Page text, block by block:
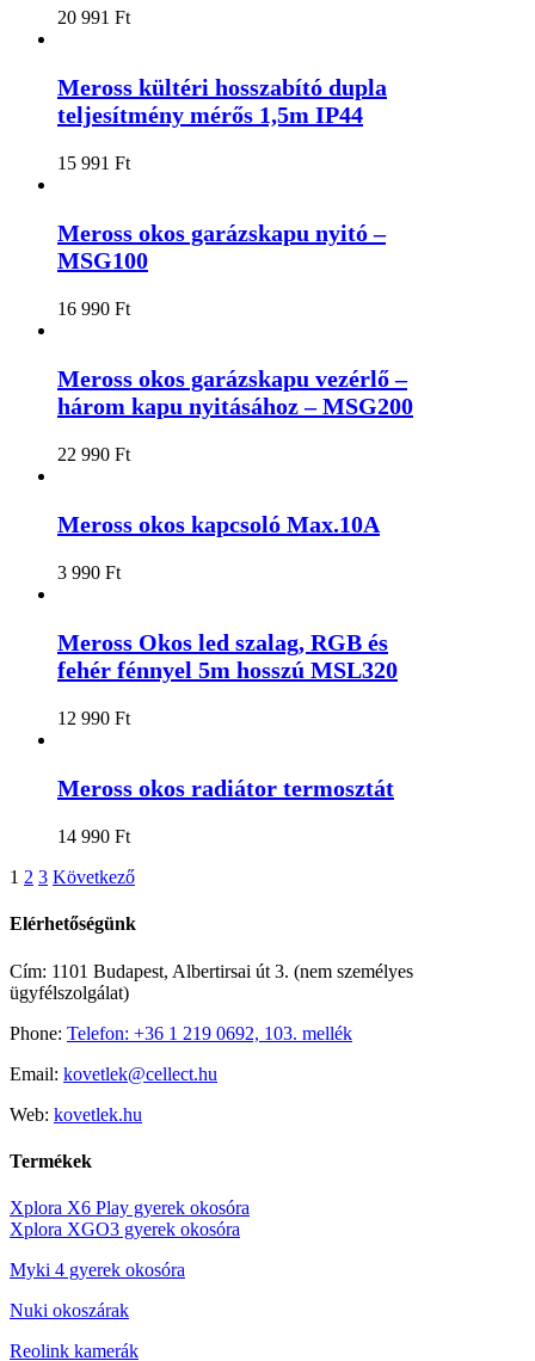
20 991 Ft
Meross kültéri hosszabító dupla
teljesítmény mérős 1,5m IP44
15 991 Ft
Meross okos garázskapu nyitó –
MSG100
16 990 Ft
Meross okos garázskapu vezérlő –
három kapu nyitásához – MSG200
22 990 Ft
Meross okos kapcsoló Max.10A
3 990 Ft
Meross Okos led szalag, RGB és
fehér fénnyel 5m hosszú MSL320
12 990 Ft
Meross okos radiátor termosztát
14 990 Ft
1 2 3 Következő
Elérhetőségünk
Cím: 1101 Budapest, Albertirsai út 3. (nem személyes
ügyfélszolgálat)
Phone: Telefon: +36 1 219 0692, 103. mellék
Email: kovetlek@cellect.hu
Web: kovetlek.hu
Termékek
Xplora X6 Play gyerek okosóra
Xplora XGO3 gyerek okosóra
Myki 4 gyerek okosóra
Nuki okoszárak
Reolink kamerák